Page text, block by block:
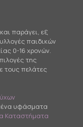
παράγει, εξ
παιδικών
0-16 χρονών.
της
τους πελάτες
υφάσματα
Καταστήματα